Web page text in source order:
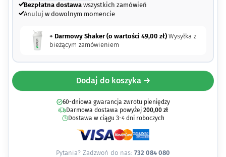
Bezpłatna dostawawszystkich zamówień
Anuluj w dowolnym momencie
+ Darmowy Shaker (o wartości 49,00 zł) Wysyłka z
bieżącym zamówieniem
Dodaj do koszyka →
60-dniowa gwarancja zwrotu pieniędzy
Darmowa dostawa powyżej 200,00 zł
Dostawa w ciągu 3-4 dni roboczych
Pytania? Zadzwoń do nas: 732 084 080